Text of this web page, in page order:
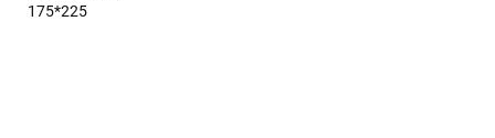
175*225